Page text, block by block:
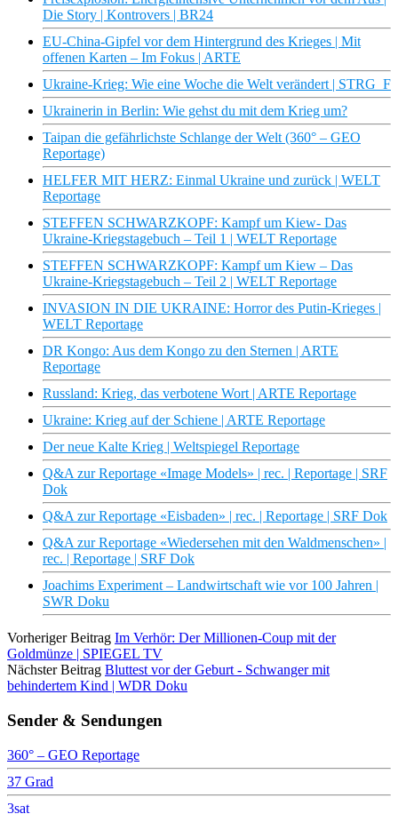
Die Story | Kontrovers | BR24
EU-China-Gipfel vor dem Hintergrund des Krieges | Mit
offenen Karten – Im Fokus | ARTE
Ukraine-Krieg: Wie eine Woche die Welt verändert | STRG_F
Ukrainerin in Berlin: Wie gehst du mit dem Krieg um?
Taipan die gefährlichste Schlange der Welt (360° – GEO
Reportage)
HELFER MIT HERZ: Einmal Ukraine und zurück | WELT
Reportage
STEFFEN SCHWARZKOPF: Kampf um Kiew- Das
Ukraine-Kriegstagebuch – Teil 1 | WELT Reportage
STEFFEN SCHWARZKOPF: Kampf um Kiew – Das
Ukraine-Kriegstagebuch – Teil 2 | WELT Reportage
INVASION IN DIE UKRAINE: Horror des Putin-Krieges |
WELT Reportage
DR Kongo: Aus dem Kongo zu den Sternen | ARTE
Reportage
Russland: Krieg, das verbotene Wort | ARTE Reportage
Ukraine: Krieg auf der Schiene | ARTE Reportage
Der neue Kalte Krieg | Weltspiegel Reportage
Q&A zur Reportage «Image Models» | rec. | Reportage | SRF
Dok
Q&A zur Reportage «Eisbaden» | rec. | Reportage | SRF Dok
Q&A zur Reportage «Wiedersehen mit den Waldmenschen» |
rec. | Reportage | SRF Dok
Joachims Experiment – Landwirtschaft wie vor 100 Jahren |
SWR Doku
Vorheriger Beitrag Im Verhör: Der Millionen-Coup mit der
Goldmünze | SPIEGEL TV
Nächster Beitrag Bluttest vor der Geburt - Schwanger mit
behindertem Kind | WDR Doku
Sender & Sendungen
360° – GEO Reportage
37 Grad
3sat